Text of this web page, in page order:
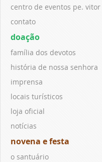
centro de eventos pe. vitor
contato
doação
família dos devotos
história de nossa senhora
imprensa
locais turísticos
loja oficial
notícias
novena e festa
o santuário